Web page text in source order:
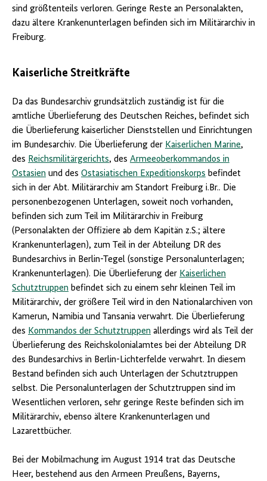
sind größtenteils verloren. Geringe Reste an Personalakten,
dazu ältere Krankenunterlagen befinden sich im Militärarchiv in
Freiburg.
Kaiserliche Streitkräfte
Da das Bundesarchiv grundsätzlich zuständig ist für die
amtliche Überlieferung des Deutschen Reiches, befindet sich
die Überlieferung kaiserlicher Dienststellen und Einrichtungen
im Bundesarchiv. Die Überlieferung der Kaiserlichen Marine,
des Reichsmilitärgerichts, des Armeeoberkommandos in
Ostasien und des Ostasiatischen Expeditionskorps befindet
sich in der Abt. Militärarchiv am Standort Freiburg i.Br.. Die
personenbezogenen Unterlagen, soweit noch vorhanden,
befinden sich zum Teil im Militärarchiv in Freiburg
(Personalakten der Offiziere ab dem Kapitän z.S.; ältere
Krankenunterlagen), zum Teil in der Abteilung DR des
Bundesarchivs in Berlin-Tegel (sonstige Personalunterlagen;
Krankenunterlagen). Die Überlieferung der Kaiserlichen
Schutztruppen befindet sich zu einem sehr kleinen Teil im
Militärarchiv, der größere Teil wird in den Nationalarchiven von
Kamerun, Namibia und Tansania verwahrt. Die Überlieferung
des Kommandos der Schutztruppen allerdings wird als Teil der
Überlieferung des Reichskolonialamtes bei der Abteilung DR
des Bundesarchivs in Berlin-Lichterfelde verwahrt. In diesem
Bestand befinden sich auch Unterlagen der Schutztruppen
selbst. Die Personalunterlagen der Schutztruppen sind im
Wesentlichen verloren, sehr geringe Reste befinden sich im
Militärarchiv, ebenso ältere Krankenunterlagen und
Lazarettbücher.
Bei der Mobilmachung im August 1914 trat das Deutsche
Heer, bestehend aus den Armeen Preußens, Bayerns,